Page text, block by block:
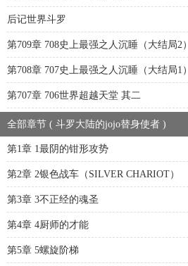
后记世界斗罗
第709章 708史上最强之人沉睡（大结局2）
第708章 707史上最强之人沉睡（大结局1）
第707章 706世界超越天堂 其二
全部章节 ( 斗罗大陆的jojo替身使者 )
第1章 1最阴的钳形攻势
第2章 2银色战车（SILVER CHARIOT）
第3章 3不正经的魂圣
第4章 4厨师的才能
第5章 5螺旋阶梯